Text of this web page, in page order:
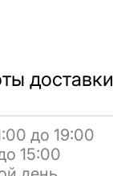
доставки
до 19:00
15:00